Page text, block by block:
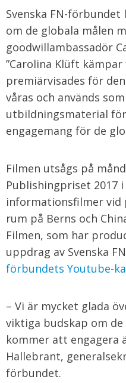
Svenska FN-förbundet
om de globala målen
goodwillambassadör
”Carolina Klüft kämpar
premiärvisades för
våras och används
utbildningsmaterial
engagemang för de
Filmen utsågs på
Publishingpriset 2017
informationsfilmer vid
rum på Berns och
Filmen, som har
uppdrag av Svenska
förbundets Youtube-
– Vi är mycket glada
viktiga budskap om
kommer att engagera
Hallebrant,
förbundet.